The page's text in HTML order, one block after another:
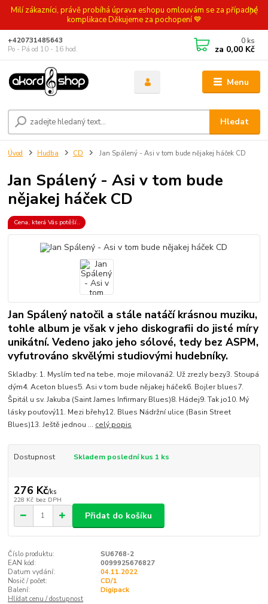
Milí zákazníci, právě probíhá úprava eshopu omlouvám se za případné
komplikace Děkujeme za pochopení 💙
Menu
Hledat
+420731485643
Po - Pá od 10 - 16 hod.
0 ks
za 0,00 Kč
Úvod Hudba CD Jan Spálený - Asi v tom bude nějakej háček CD
Jan Spálený - Asi v tom bude
nějakej háček CD
Cena, která Vás potěší..
Jan Spálený natočil a stále natáčí krásnou muziku,
tohle album je však v jeho diskografii do jisté míry
unikátní. Vedeno jako jeho sólové, tedy bez ASPM,
vyfutrováno skvělými studiovými hudebníky.
Skladby: 1. Myslím teď na tebe, moje milovaná2. Už zrezly bezy3. Stoupá
dým4. Aceton blues5. Asi v tom bude nějakej háček6. Bojler blues7.
Špitál u sv. Jakuba (Saint James Infirmary Blues)8. Hádej9. Tak jo10. Mý
lásky pouťový11. Mezi břehy12. Blues Nádržní ulice (Basin Street
Blues)13. Ještě jednou ... celý popis
Dostupnost Skladem poslední kus 1 ks
276 Kč/ks
228 Kč bez DPH
Přidat do košíku
Číslo produktu:
SU6768-2
EAN kód:
0099925676827
Datum vydání:
04.11.2022
Nosič / počet:
CD/1
Balení:
Digipack
Hlídat cenu / dostupnost